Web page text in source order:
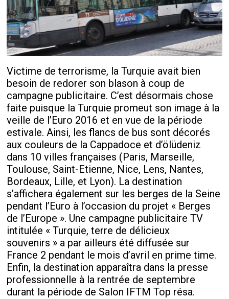
Victime de terrorisme, la Turquie avait bien
besoin de redorer son blason à coup de
campagne publicitaire. C’est désormais chose
faite puisque la Turquie promeut son image à la
veille de l’Euro 2016 et en vue de la période
estivale. Ainsi, les flancs de bus sont décorés
aux couleurs de la Cappadoce et d’ölüdeniz
dans 10 villes françaises (Paris, Marseille,
Toulouse, Saint-Etienne, Nice, Lens, Nantes,
Bordeaux, Lille, et Lyon). La destination
s’affichera également sur les berges de la Seine
pendant l’Euro à l’occasion du projet « Berges
de l’Europe ». Une campagne publicitaire TV
intitulée « Turquie, terre de délicieux
souvenirs » a par ailleurs été diffusée sur
France 2 pendant le mois d’avril en prime time.
Enfin, la destination apparaîtra dans la presse
professionnelle à la rentrée de septembre
durant la période de Salon IFTM Top résa.